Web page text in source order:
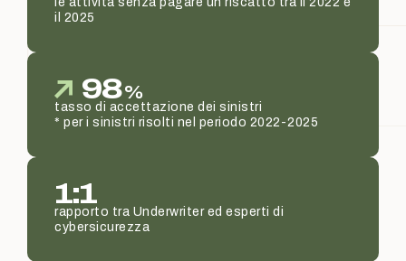
il 2025
98%
tasso di accettazione dei sinistri
* per i sinistri risolti nel periodo 2022-2025
1:1
rapporto tra Underwriter ed esperti di
cybersicurezza